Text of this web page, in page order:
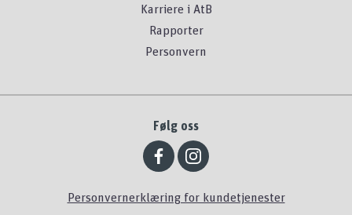
Karriere i AtB
Rapporter
Personvern
Følg oss
Personvernerklæring for kundetjenester